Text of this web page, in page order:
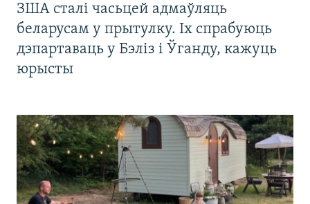
ЗША сталі часьцей адмаўляць
беларусам у прытулку. Іх спрабуюць
дэпартаваць у Бэліз і Ўганду, кажуць
юрысты